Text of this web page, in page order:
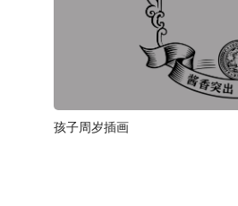
孩子周岁插画